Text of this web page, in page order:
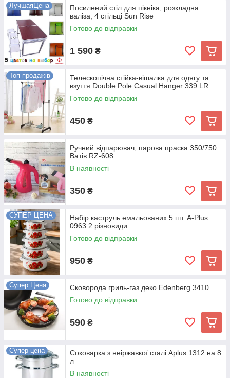
ЛучшаяЦена
Посилений стіл для пікніка, розкладна
валіза, 4 стільці Sun Rise
Готово до відправки
1 590 ₴
Топ продажів
Телескопічна стійка-вішалка для одягу та
взуття Double Pole Casual Hanger 339 LR
Готово до відправки
450 ₴
Ручний відпарювач, парова праска 350/750
Ватів RZ-608
В наявності
350 ₴
СУПЕР ЦЕНА
Набір каструль емальованих 5 шт. A-Plus
0963 2 різновиди
Готово до відправки
950 ₴
Супер Цена
Сковорода гриль-газ деко Edenberg 3410
Готово до відправки
590 ₴
Супер цена
Соковарка з неіржавкої сталі Aplus 1312 на 8
л
В наявності